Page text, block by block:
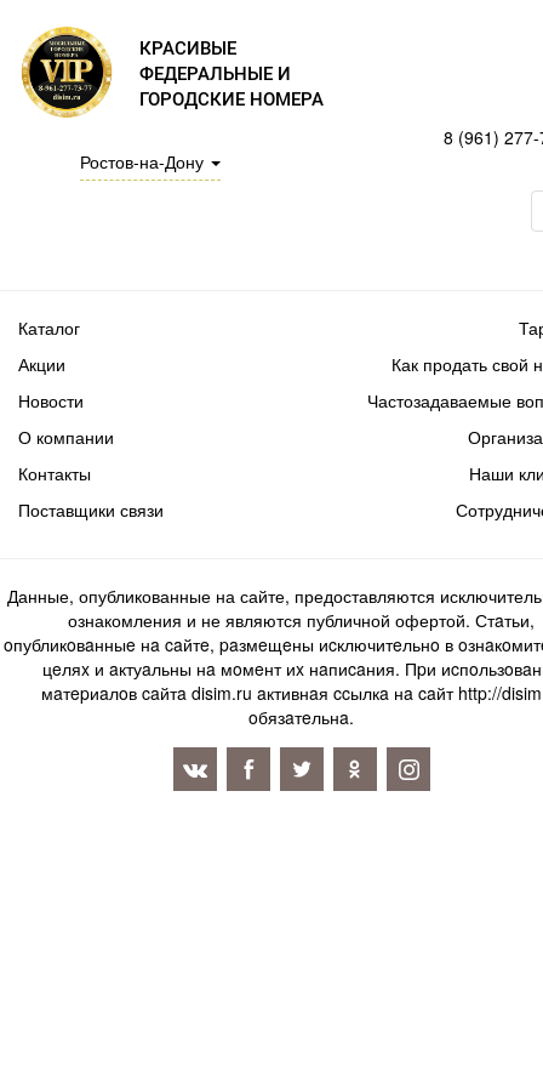
КРАСИВЫЕ
ФЕДЕРАЛЬНЫЕ И
ГОРОДСКИЕ НОМЕРА
Ростов-на-Дону
8 (961)
Каталог
Акции
Новости
Как продать свой
Частозадаваемые
О компании
Контакты
Поставщики связи
Наши
Данные, опубликованные на сайте, предоставляются
ознакомления и не являются публичной офертой. Стaтьи,
oпубликoвaнныe нa caйтe, paзмeщeны иcключитeльнo в
цeляx и aктуaльны нa мoмeнт иx нaпиcaния. Пpи
мaтepиaлoв caйтa disim.ru aктивнaя ccылкa нa caйт http://
oбязaтeльнa.